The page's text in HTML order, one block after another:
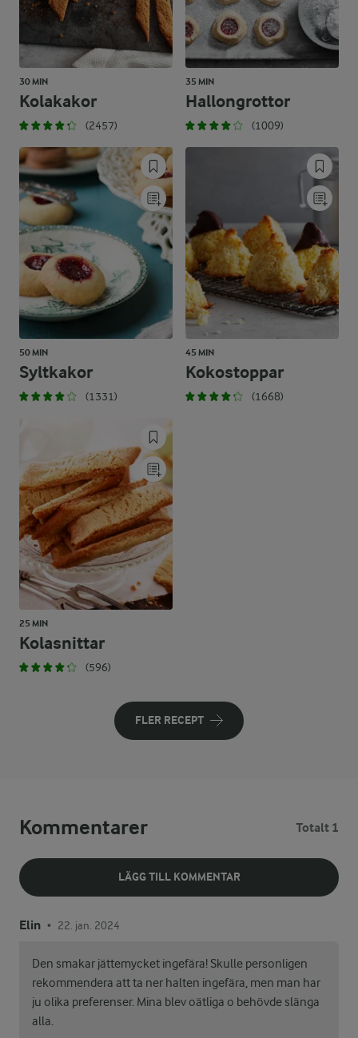
30 MIN
Kolakakor
(2457)
35 MIN
Hallongrottor
(1009)
50 MIN
Syltkakor
(1331)
45 MIN
Kokostoppar
(1668)
25 MIN
Kolasnittar
(596)
FLER RECEPT
Kommentarer Totalt 1
LÄGG TILL KOMMENTAR
Elin • 22. jan. 2024
Den smakar jättemycket ingefära! Skulle personligen
rekommendera att ta ner halten ingefära, men man har
ju olika preferenser. Mina blev oätliga o behövde slänga
alla.